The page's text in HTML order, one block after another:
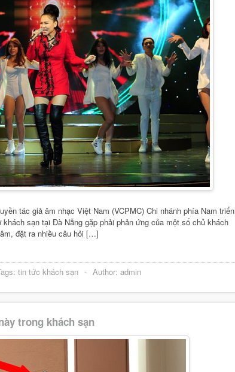
tác giả âm nhạc Việt Nam (VCPMC) Chi nhánh phía Nam triển
sạn tại Đà Nẵng gặp phải phản ứng của một số chủ khách
đặt ra nhiều câu hỏi […]
tin tức khách sạn - Author: admin
trong khách sạn